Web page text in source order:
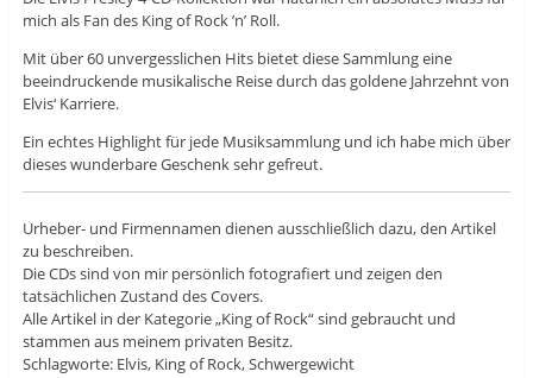
mich als Fan des King of Rock ’n’ Roll.
Mit über 60 unvergesslichen Hits bietet diese Sammlung eine
beeindruckende musikalische Reise durch das goldene Jahrzehnt von
Elvis‘ Karriere.
Ein echtes Highlight für jede Musiksammlung und ich habe mich über
dieses wunderbare Geschenk sehr gefreut.
Urheber- und Firmennamen dienen ausschließlich dazu, den Artikel
zu beschreiben.
Die CDs sind von mir persönlich fotografiert und zeigen den
tatsächlichen Zustand des Covers.
Alle Artikel in der Kategorie „King of Rock“ sind gebraucht und
stammen aus meinem privaten Besitz.
Schlagworte: Elvis, King of Rock, Schwergewicht